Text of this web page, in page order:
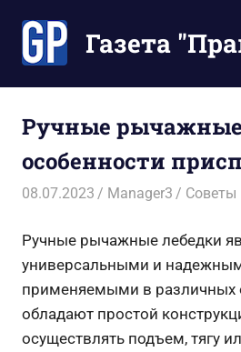
содержимомуГазета
Ваше
время
Ручные рычажные
особенности
08.07.2023 Manager3 Советы
Ручные рычажные лебедки
универсальными и
применяемыми в различных
обладают простой
осуществлять подъем, тягу